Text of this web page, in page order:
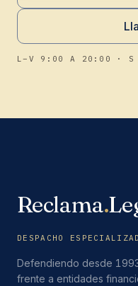
L–V 9:00 A 20:00 ·
Reclama.
DESPACHO
Defendiendo desde
frente a entidades